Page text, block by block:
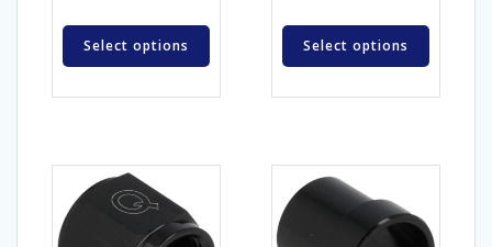
Select options Select options